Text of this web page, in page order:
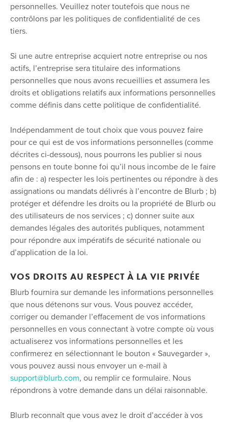
personnelles. Veuillez noter toutefois que nous ne
contrôlons par les politiques de confidentialité de ces
tiers.
Si une autre entreprise acquiert notre entreprise ou nos
actifs, l’entreprise sera titulaire des informations
personnelles que nous avons recueillies et assumera les
droits et obligations relatifs aux informations personnelles
comme définis dans cette politique de confidentialité.
Indépendamment de tout choix que vous pouvez faire
pour ce qui est de vos informations personnelles (comme
décrites ci-dessous), nous pourrons les publier si nous
pensons en toute bonne foi qu’il nous incombe de le faire
afin de : a) respecter les lois pertinentes ou répondre à des
assignations ou mandats délivrés à l’encontre de Blurb ; b)
protéger et défendre les droits ou la propriété de Blurb ou
des utilisateurs de nos services ; c) donner suite aux
demandes légales des autorités publiques, notamment
pour répondre aux impératifs de sécurité nationale ou
d’application de la loi.
VOS DROITS AU RESPECT À LA VIE PRIVÉE
Blurb fournira sur demande les informations personnelles
que nous détenons sur vous. Vous pouvez accéder,
corriger ou demander l’effacement de vos informations
personnelles en vous connectant à votre compte où vous
actualiserez vos informations personnelles et les
confirmerez en sélectionnant le bouton « Sauvegarder »,
vous pouvez aussi nous envoyer un e-mail à
support@blurb.com, ou remplir ce formulaire. Nous
répondrons à votre demande dans un délai raisonnable.
Blurb reconnaît que vous avez le droit d’accéder à vos